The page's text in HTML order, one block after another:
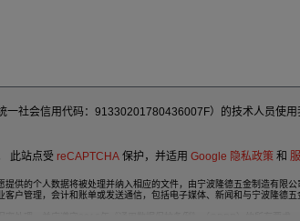
一社会信用代码：91330201780436007F）的技术人员使
此站点受 reCAPTCHA 保护，并适用Google 隐私政策 和
供的个人数据将被处理并纳入相应的文件，由宁波隆德五金制造有限
户管理，会计和账单或发送通信，包括电子媒体、新闻和与宁波隆德五
密处理，并应遵守2016年《通用数据保护条例》（GDPR）的所有要求。